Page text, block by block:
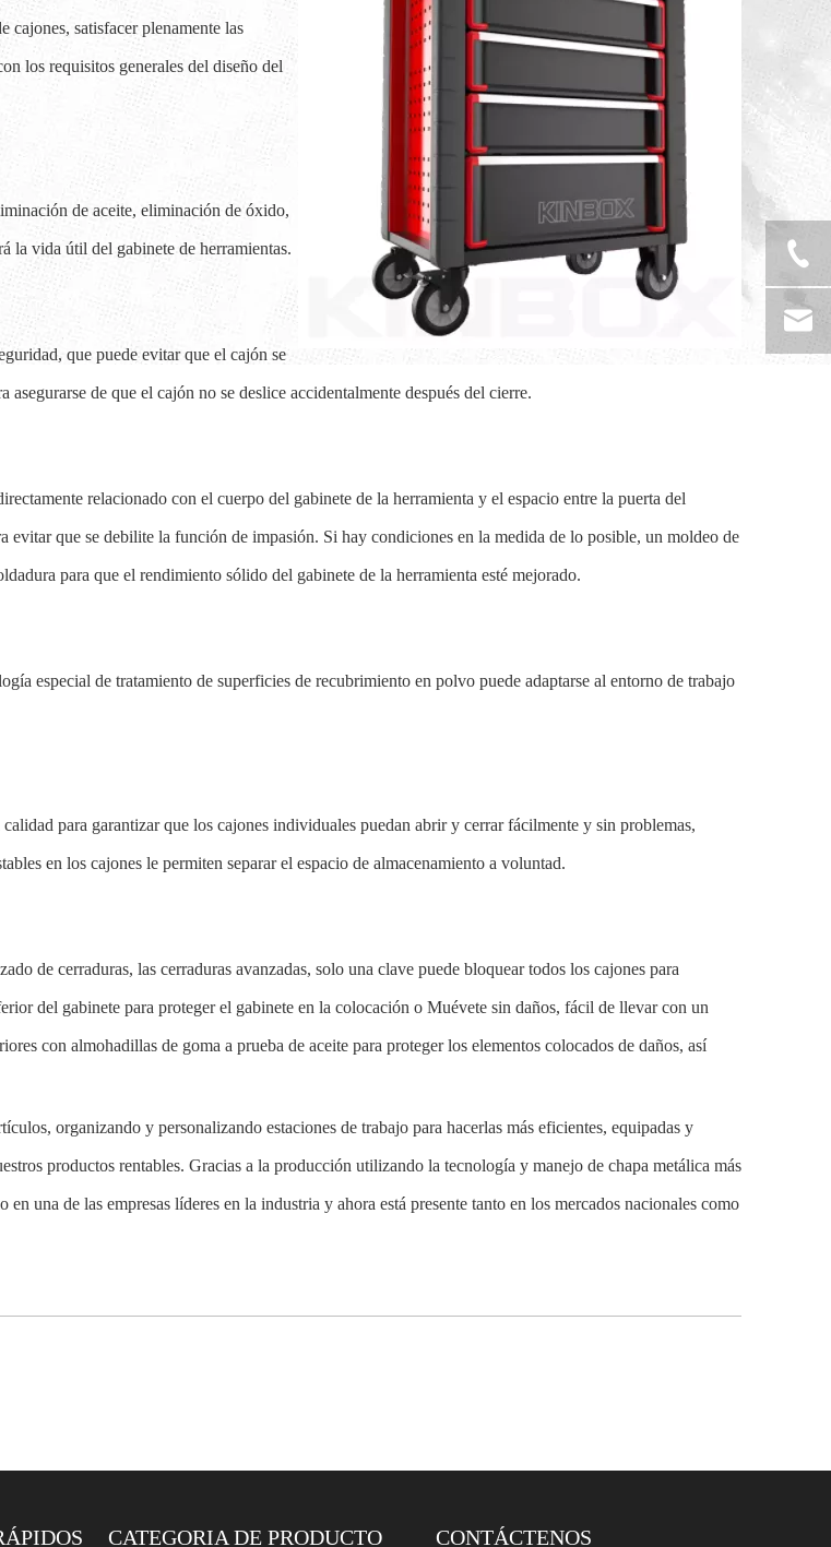
cajones, satisfacer plenamente las
los requisitos generales del diseño del
de aceite, eliminación de óxido,
la vida útil del gabinete de herramientas.
que puede evitar que el cajón se
de que el cajón no se deslice accidentalmente después del cierre.
relacionado con el cuerpo del gabinete de la herramienta y el espacio entre la puerta del
evitar que se debilite la función de impasión. Si hay condiciones en la medida de lo posible, un moldeo de
para que el rendimiento sólido del gabinete de la herramienta esté mejorado.
especial de tratamiento de superficies de recubrimiento en polvo puede adaptarse al entorno de trabajo
para garantizar que los cajones individuales puedan abrir y cerrar fácilmente y sin problemas,
en los cajones le permiten separar el espacio de almacenamiento a voluntad.
de cerraduras, las cerraduras avanzadas, solo una clave puede bloquear todos los cajones para
del gabinete para proteger el gabinete en la colocación o Muévete sin daños, fácil de llevar con un
con almohadillas de goma a prueba de aceite para proteger los elementos colocados de daños, así
organizando y personalizando estaciones de trabajo para hacerlas más eficientes, equipadas y
productos rentables. Gracias a la producción utilizando la tecnología y manejo de chapa metálica más
una de las empresas líderes en la industria y ahora está presente tanto en los mercados nacionales como
CATEGORIA DE PRODUCTO CONTÁCTENOS